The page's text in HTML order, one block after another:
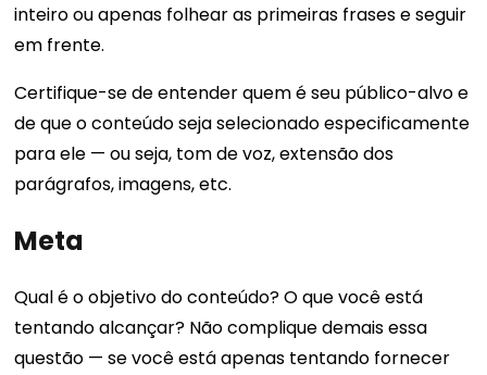
inteiro ou apenas folhear as primeiras frases e seguir
em frente.
Certifique-se de entender quem é seu público-alvo e
de que o conteúdo seja selecionado especificamente
para ele — ou seja, tom de voz, extensão dos
parágrafos, imagens, etc.
Meta
Qual é o objetivo do conteúdo? O que você está
tentando alcançar? Não complique demais essa
questão — se você está apenas tentando fornecer